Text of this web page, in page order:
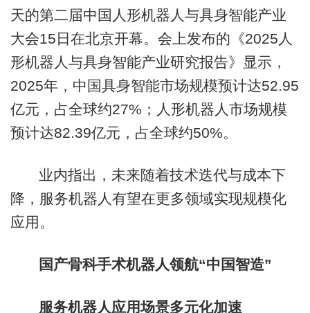
天的第二届中国人形机器人与具身智能产业
大会15日在北京开幕。会上发布的《2025人
形机器人与具身智能产业研究报告》显示，
2025年，中国具身智能市场规模预计达52.95
亿元，占全球约27%；人形机器人市场规模
预计达82.39亿元，占全球约50%。
业内指出，未来随着技术迭代与成本下
降，服务机器人有望在更多领域实现规模化
应用。
国产骨科手术机器人领航“中国智造”
服务机器人应用场景多元化加速